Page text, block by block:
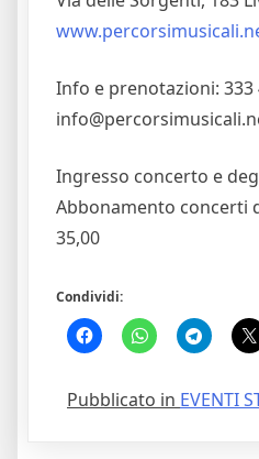
Info e prenotazioni: 333
Ingresso concerto e
Abbonamento concerti
35,00
Condividi:
Pubblicato in EVENTI